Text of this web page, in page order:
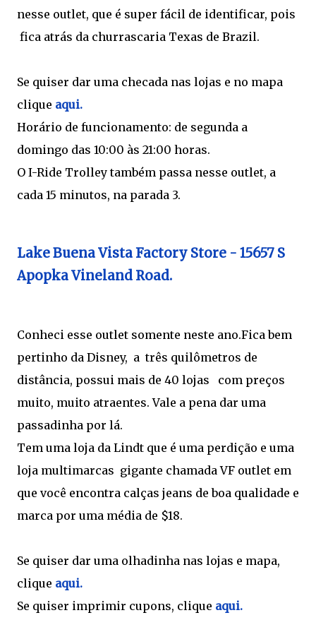
nesse outlet, que é super fácil de identificar, pois
fica atrás da churrascaria Texas de Brazil.
Se quiser dar uma checada nas lojas e no mapa
clique aqui.
Horário de funcionamento: de segunda a
domingo das 10:00 às 21:00 horas.
O I-Ride Trolley também passa nesse outlet, a
cada 15 minutos, na parada 3.
Lake Buena Vista Factory Store - 15657 S
Apopka Vineland Road.
Conheci esse outlet somente neste ano.Fica bem
pertinho da Disney, a três quilômetros de
distância, possui mais de 40 lojas com preços
muito, muito atraentes. Vale a pena dar uma
passadinha por lá.
Tem uma loja da Lindt que é uma perdição e uma
loja multimarcas gigante chamada VF outlet em
que você encontra calças jeans de boa qualidade e
marca por uma média de $18.
Se quiser dar uma olhadinha nas lojas e mapa,
clique aqui.
Se quiser imprimir cupons, clique aqui.